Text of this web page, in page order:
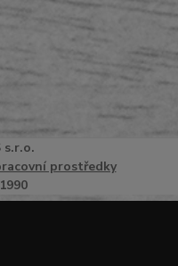
s.r.o.
prostředky